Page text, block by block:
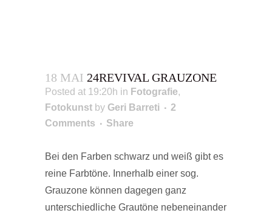
18 MAI 24REVIVAL GRAUZONE
Posted at 19:20h in Fotografie,
Fotokunst by Geri Barreti
2
Comments
Share
Bei den Farben schwarz und weiß gibt es
reine Farbtöne. Innerhalb einer sog.
Grauzone können dagegen ganz
unterschiedliche Grautöne nebeneinander